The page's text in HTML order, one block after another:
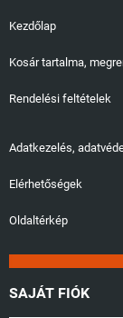
Kezdőlap
Kosár tartalma,
Rendelési feltételek
Adatkezelés,
Elérhetőségek
Oldaltérkép
SAJÁT FIÓK